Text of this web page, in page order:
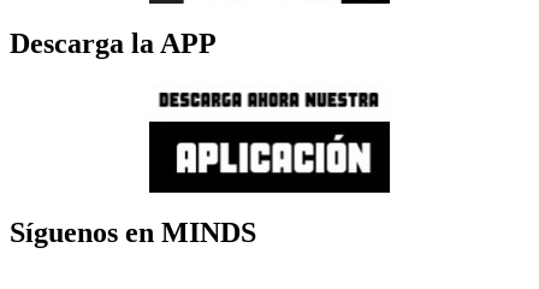
Descarga la APP
Síguenos en MINDS